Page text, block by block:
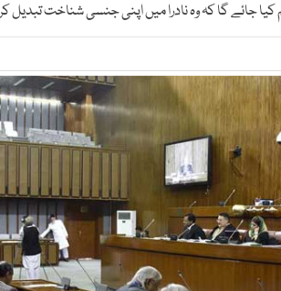
کیا جائے گا کہ وہ نادرا میں اپنی جنسی شناخت تبدیل